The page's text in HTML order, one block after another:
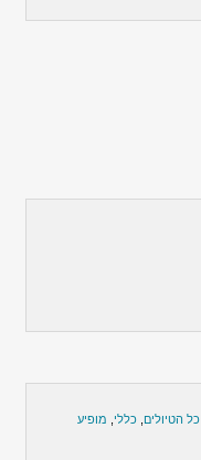
כל הטיולים כללי
מופיע